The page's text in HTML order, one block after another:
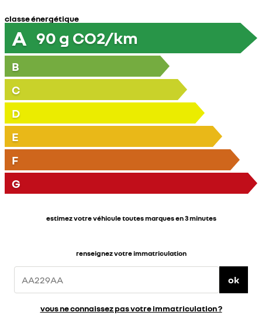
classe énergétique
A 90 g CO2/km
B
C
D
E
F
G
estimez votre véhicule toutes marques en 3 minutes
renseignez votre immatriculation
ok
vous ne connaissez pas votre immatriculation ?